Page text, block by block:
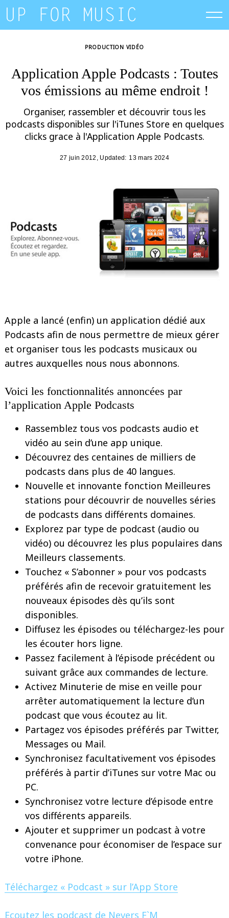
Skip
to
PRODUCTION VIDÉO
Application Apple Podcasts : Toutes
vos émissions au même endroit !
Organiser, rassembler et découvrir tous les
podcasts disponibles sur l'iTunes Store en quelques
clicks grace à l'Application Apple Podcasts.
27 juin 2012 , Updated: 13 mars 2024
Apple a lancé (enfin) un application dédié aux
Podcasts afin de nous permettre de mieux gérer
et organiser tous les podcasts musicaux ou
autres auxquelles nous nous abonnons.
Voici les fonctionnalités annoncées par
l’application Apple Podcasts
Rassemblez tous vos podcasts audio et
vidéo au sein d’une app unique.
Découvrez des centaines de milliers de
podcasts dans plus de 40 langues.
Nouvelle et innovante fonction Meilleures
stations pour découvrir de nouvelles séries
de podcasts dans différents domaines.
Explorez par type de podcast (audio ou
vidéo) ou découvrez les plus populaires dans
Meilleurs classements.
Touchez « S’abonner » pour vos podcasts
préférés afin de recevoir gratuitement les
nouveaux épisodes dès qu’ils sont
disponibles.
Diffusez les épisodes ou téléchargez-les pour
les écouter hors ligne.
Passez facilement à l’épisode précédent ou
suivant grâce aux commandes de lecture.
Activez Minuterie de mise en veille pour
arrêter automatiquement la lecture d’un
podcast que vous écoutez au lit.
Partagez vos épisodes préférés par Twitter,
Messages ou Mail.
Synchronisez facultativement vos épisodes
préférés à partir d’iTunes sur votre Mac ou
PC.
Synchronisez votre lecture d’épisode entre
vos différents appareils.
Ajouter et supprimer un podcast à votre
convenance pour économiser de l’espace sur
votre iPhone.
Téléchargez « Podcast » sur l’App Store
Ecoutez les podcast de Nevers F`M